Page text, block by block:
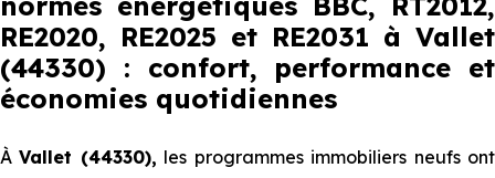
RE2020, RE2025 et RE2031 à Vallet
(44330) : confort, performance et
économies quotidiennes
ÀVallet (44330), les programmes immobiliers neufs ont